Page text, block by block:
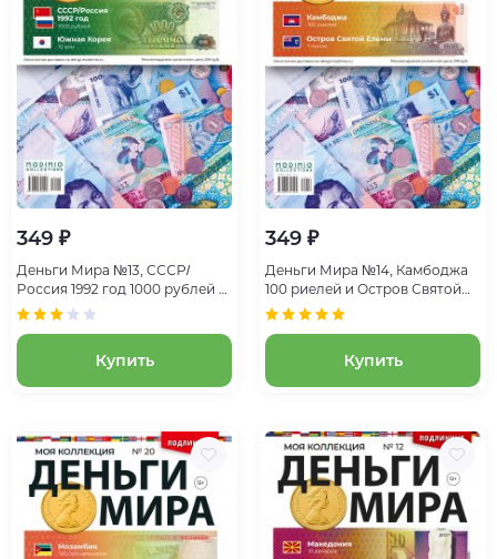
349 ₽
Деньги Мира №13, СССР/
Россия 1992 год 1000 рублей и
Южная Корея 10 вон
Купить
349 ₽
Деньги Мира №14, Камбоджа
100 риелей и Остров Святой
Елены 1 пенни
Купить